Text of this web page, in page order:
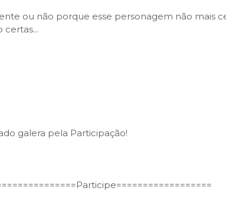
ou não porque esse personagem não mais
certas...
galera pela Participação!